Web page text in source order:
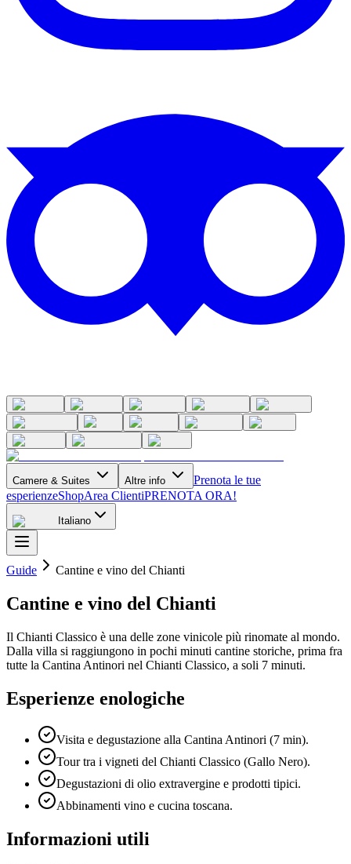
Camere & Suites Altre info
Prenota le tue
esperienzeShopArea ClientiPRENOTA ORA!
Italiano
Guide Cantine e vino del Chianti
Cantine e vino del Chianti
Il Chianti Classico è una delle zone vinicole più rinomate al mondo.
Dalla villa si raggiungono in pochi minuti cantine storiche, prima fra
tutte la Cantina Antinori nel Chianti Classico, a soli 7 minuti.
Esperienze enologiche
Visita e degustazione alla Cantina Antinori (7 min).
Tour tra i vigneti del Chianti Classico (Gallo Nero).
Degustazioni di olio extravergine e prodotti tipici.
Abbinamenti vino e cucina toscana.
Informazioni utili